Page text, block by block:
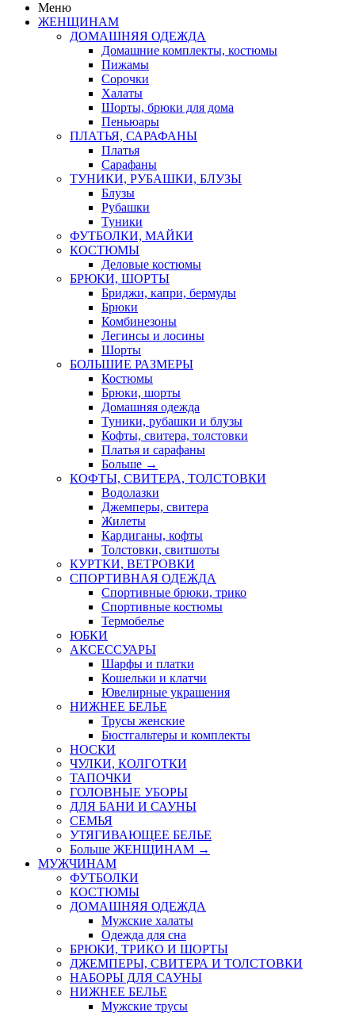
Меню
ЖЕНЩИНАМ
ДОМАШНЯЯ ОДЕЖДА
Домашние комплекты, костюмы
Пижамы
Сорочки
Халаты
Шорты, брюки для дома
Пеньюары
ПЛАТЬЯ, САРАФАНЫ
Платья
Сарафаны
ТУНИКИ, РУБАШКИ, БЛУЗЫ
Блузы
Рубашки
Туники
ФУТБОЛКИ, МАЙКИ
КОСТЮМЫ
Деловые костюмы
БРЮКИ, ШОРТЫ
Бриджи, капри, бермуды
Брюки
Комбинезоны
Легинсы и лосины
Шорты
БОЛЬШИЕ РАЗМЕРЫ
Костюмы
Брюки, шорты
Домашняя одежда
Туники, рубашки и блузы
Кофты, свитера, толстовки
Платья и сарафаны
Больше →
КОФТЫ, СВИТЕРА, ТОЛСТОВКИ
Водолазки
Джемперы, свитера
Жилеты
Кардиганы, кофты
Толстовки, свитшоты
КУРТКИ, ВЕТРОВКИ
СПОРТИВНАЯ ОДЕЖДА
Спортивные брюки, трико
Спортивные костюмы
Термобелье
ЮБКИ
AКСЕССУАРЫ
Шарфы и платки
Кошельки и клатчи
Ювелирные украшения
НИЖНЕЕ БЕЛЬЕ
Трусы женские
Бюстгальтеры и комплекты
НОСКИ
ЧУЛКИ, КОЛГОТКИ
ТАПОЧКИ
ГОЛОВНЫЕ УБОРЫ
ДЛЯ БАНИ И САУНЫ
СЕМЬЯ
УТЯГИВАЮЩЕЕ БЕЛЬЕ
Больше ЖЕНЩИНАМ →
МУЖЧИНАМ
ФУТБОЛКИ
КОСТЮМЫ
ДОМАШНЯЯ ОДЕЖДА
Мужские халаты
Одежда для сна
БРЮКИ, ТРИКО И ШОРТЫ
ДЖЕМПЕРЫ, СВИТЕРА И ТОЛСТОВКИ
НАБОРЫ ДЛЯ САУНЫ
НИЖНЕЕ БЕЛЬЕ
Мужские трусы